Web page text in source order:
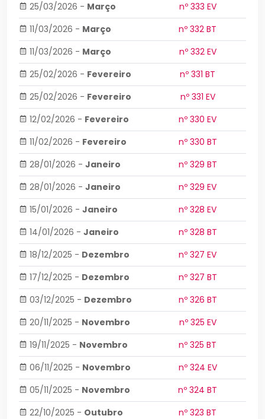
25/03/2026 - Março
nº 333 EV
11/03/2026 - Março
nº 332 BT
11/03/2026 - Março
nº 332 EV
25/02/2026 - Fevereiro
nº 331 BT
25/02/2026 - Fevereiro
nº 331 EV
12/02/2026 - Fevereiro
nº 330 EV
11/02/2026 - Fevereiro
nº 330 BT
28/01/2026 - Janeiro
nº 329 BT
28/01/2026 - Janeiro
nº 329 EV
15/01/2026 - Janeiro
nº 328 EV
14/01/2026 - Janeiro
nº 328 BT
18/12/2025 - Dezembro
nº 327 EV
17/12/2025 - Dezembro
nº 327 BT
03/12/2025 - Dezembro
nº 326 BT
20/11/2025 - Novembro
nº 325 EV
19/11/2025 - Novembro
nº 325 BT
06/11/2025 - Novembro
nº 324 EV
05/11/2025 - Novembro
nº 324 BT
22/10/2025 - Outubro
nº 323 BT